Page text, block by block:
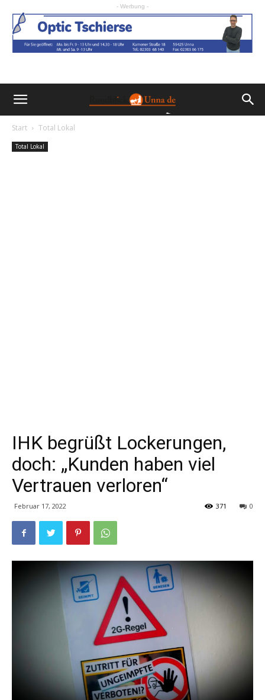
- Werbung -
Start Total Lokal
Total Lokal
IHK begrüßt Lockerungen,
doch: „Kunden haben viel
Vertrauen verloren“
Februar 17, 2022 0
371